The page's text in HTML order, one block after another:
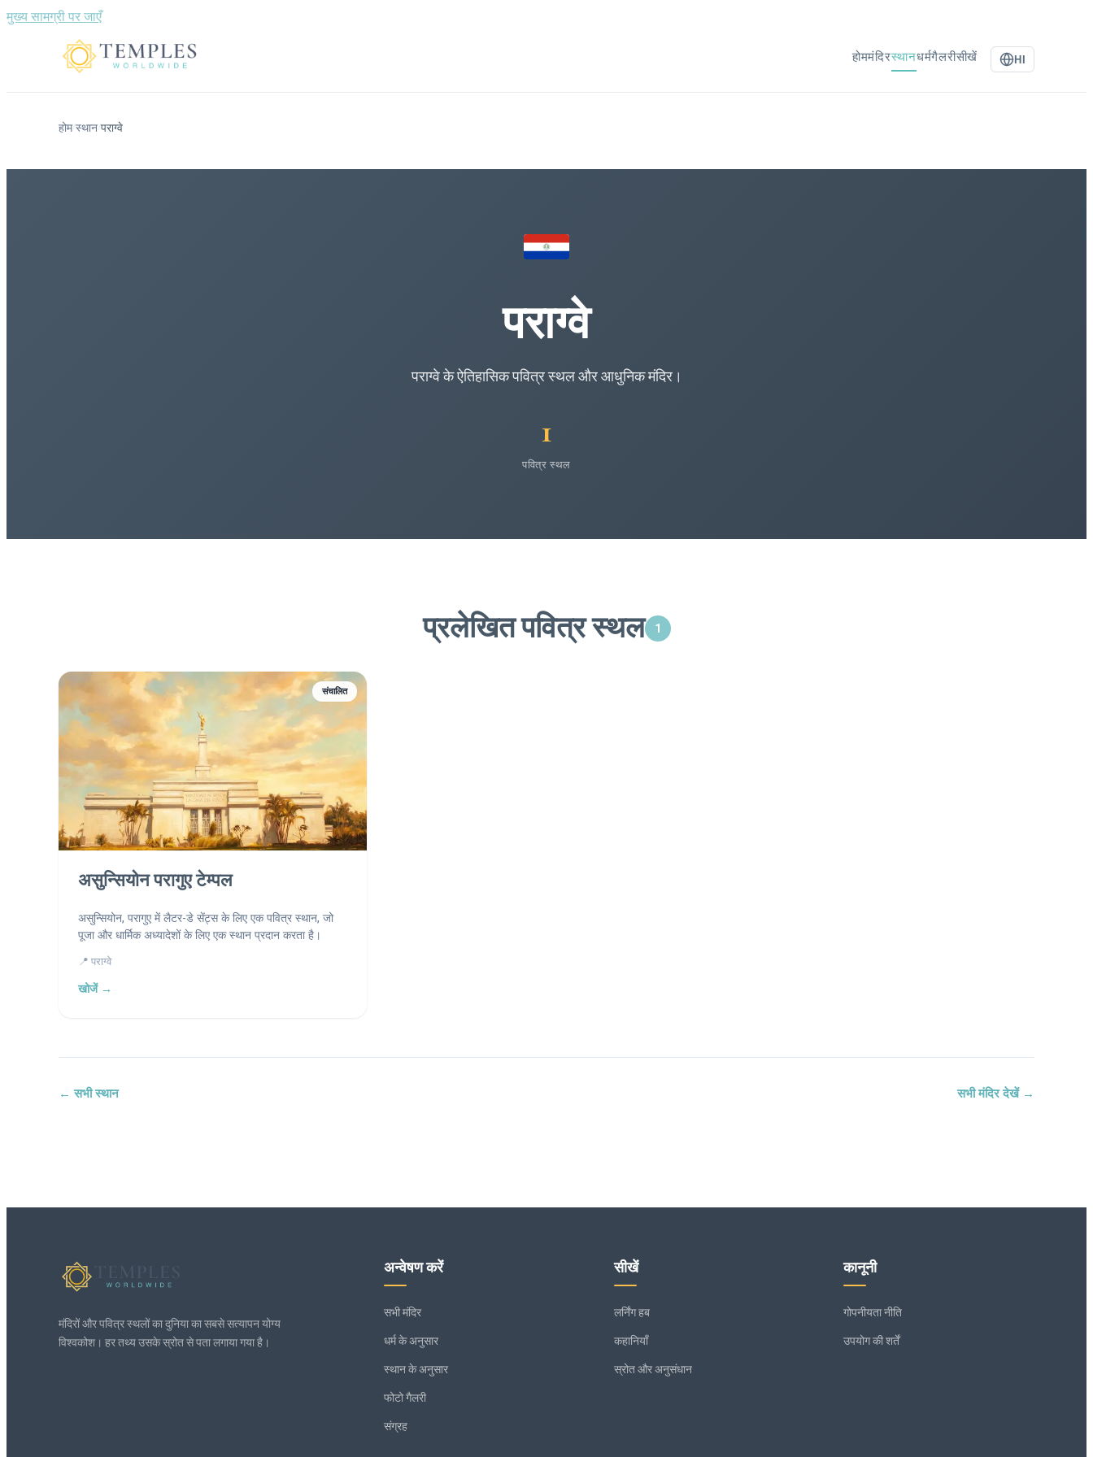
मुख्य सामग्री पर जाएँ
होममंदिरस्थानधर्मगैलरीसीखें HI
होम/स्थान /पराग्वे
पराग्वे
पराग्वे के ऐतिहासिक पवित्र स्थल और आधुनिक मंदिर।
1
पवित्र स्थल
प्रलेखित पवित्र स्थल 1
संचालित
असुन्सियोन परागुए टेम्पल
असुन्सियोन, परागुए में लैटर-डे सेंट्स के लिए एक पवित्र स्थान, जो
पूजा और धार्मिक अध्यादेशों के लिए एक स्थान प्रदान करता है।
📍 पराग्वे
खोजें →
← सभी स्थान सभी मंदिर देखें →
मंदिरों और पवित्र स्थलों का दुनिया का सबसे सत्यापन योग्य
विश्वकोश। हर तथ्य उसके स्रोत से पता लगाया गया है।
अन्वेषण करें
सभी मंदिर
धर्म के अनुसार
स्थान के अनुसार
फोटो गैलरी
संग्रह
सीखें
लर्निंग हब
कहानियाँ
स्रोत और अनुसंधान
कानूनी
गोपनीयता नीति
उपयोग की शर्तें